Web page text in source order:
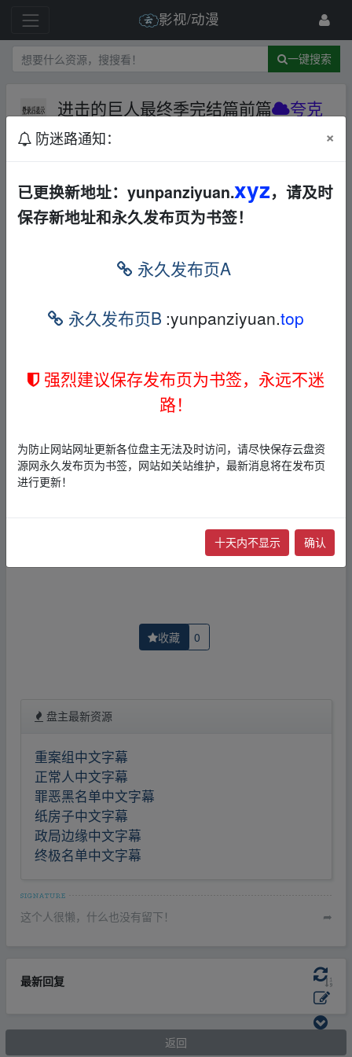
影视/动漫
一键搜索
进击的巨人最终季完结篇前篇
夸克
网盘
进击的巨人最终季完结篇前篇
▂fr▁om w ww.y、un▂pan‥zi、yu_an.xy_z
免责声明
介绍展示帖子， 本站不存储任何实质资源数据
。
2，本文内容仅代表作者本人观点，不代表本网站立场，作
关资源。
4，如您认为本站任何介绍帖侵犯了您的合法版权，请点击
版权投诉
收藏 0
盘主最新资源
重案组中文字幕
正常人中文字幕
罪恶黑名单中文字幕
纸房子中文字幕
政局边缘中文字幕
终极名单中文字幕
这个人很懒，什么也没有留下！ ➦
最新回复
返回
防迷路通知： ×
已更换新地址：yunpanziyuan.xyz，请及时
保存新地址和永久发布页为书签！
永久发布页A
永久发布页B :yunpanziyuan.top
强烈建议保存发布页为书签，永远不迷
路！
为防止网站网址更新各位盘主无法及时访问，请尽快保存云盘资
源网永久发布页为书签，网站如关站维护，最新消息将在发布页
进行更新！
十天内不显示 确认